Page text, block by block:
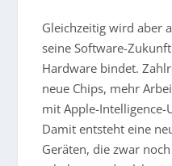
Gleichzeitig wird aber
seine Software-
Hardware bindet.
neue Chips, mehr
mit Apple-
Damit entsteht eine
Geräten, die zwar